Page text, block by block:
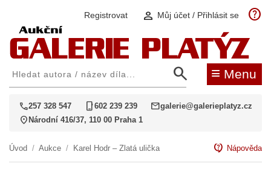
Registrovat person Můj účet / Přihlásit se help
search ≡ Menu
call257 328 547 phone_iphone602 239 239 mailgalerie@galerieplatyz.cz
location_on Národní 416/37, 110 00 Praha 1
Úvod / Aukce / Karel Hodr – Zlatá ulička contact_support Nápověda